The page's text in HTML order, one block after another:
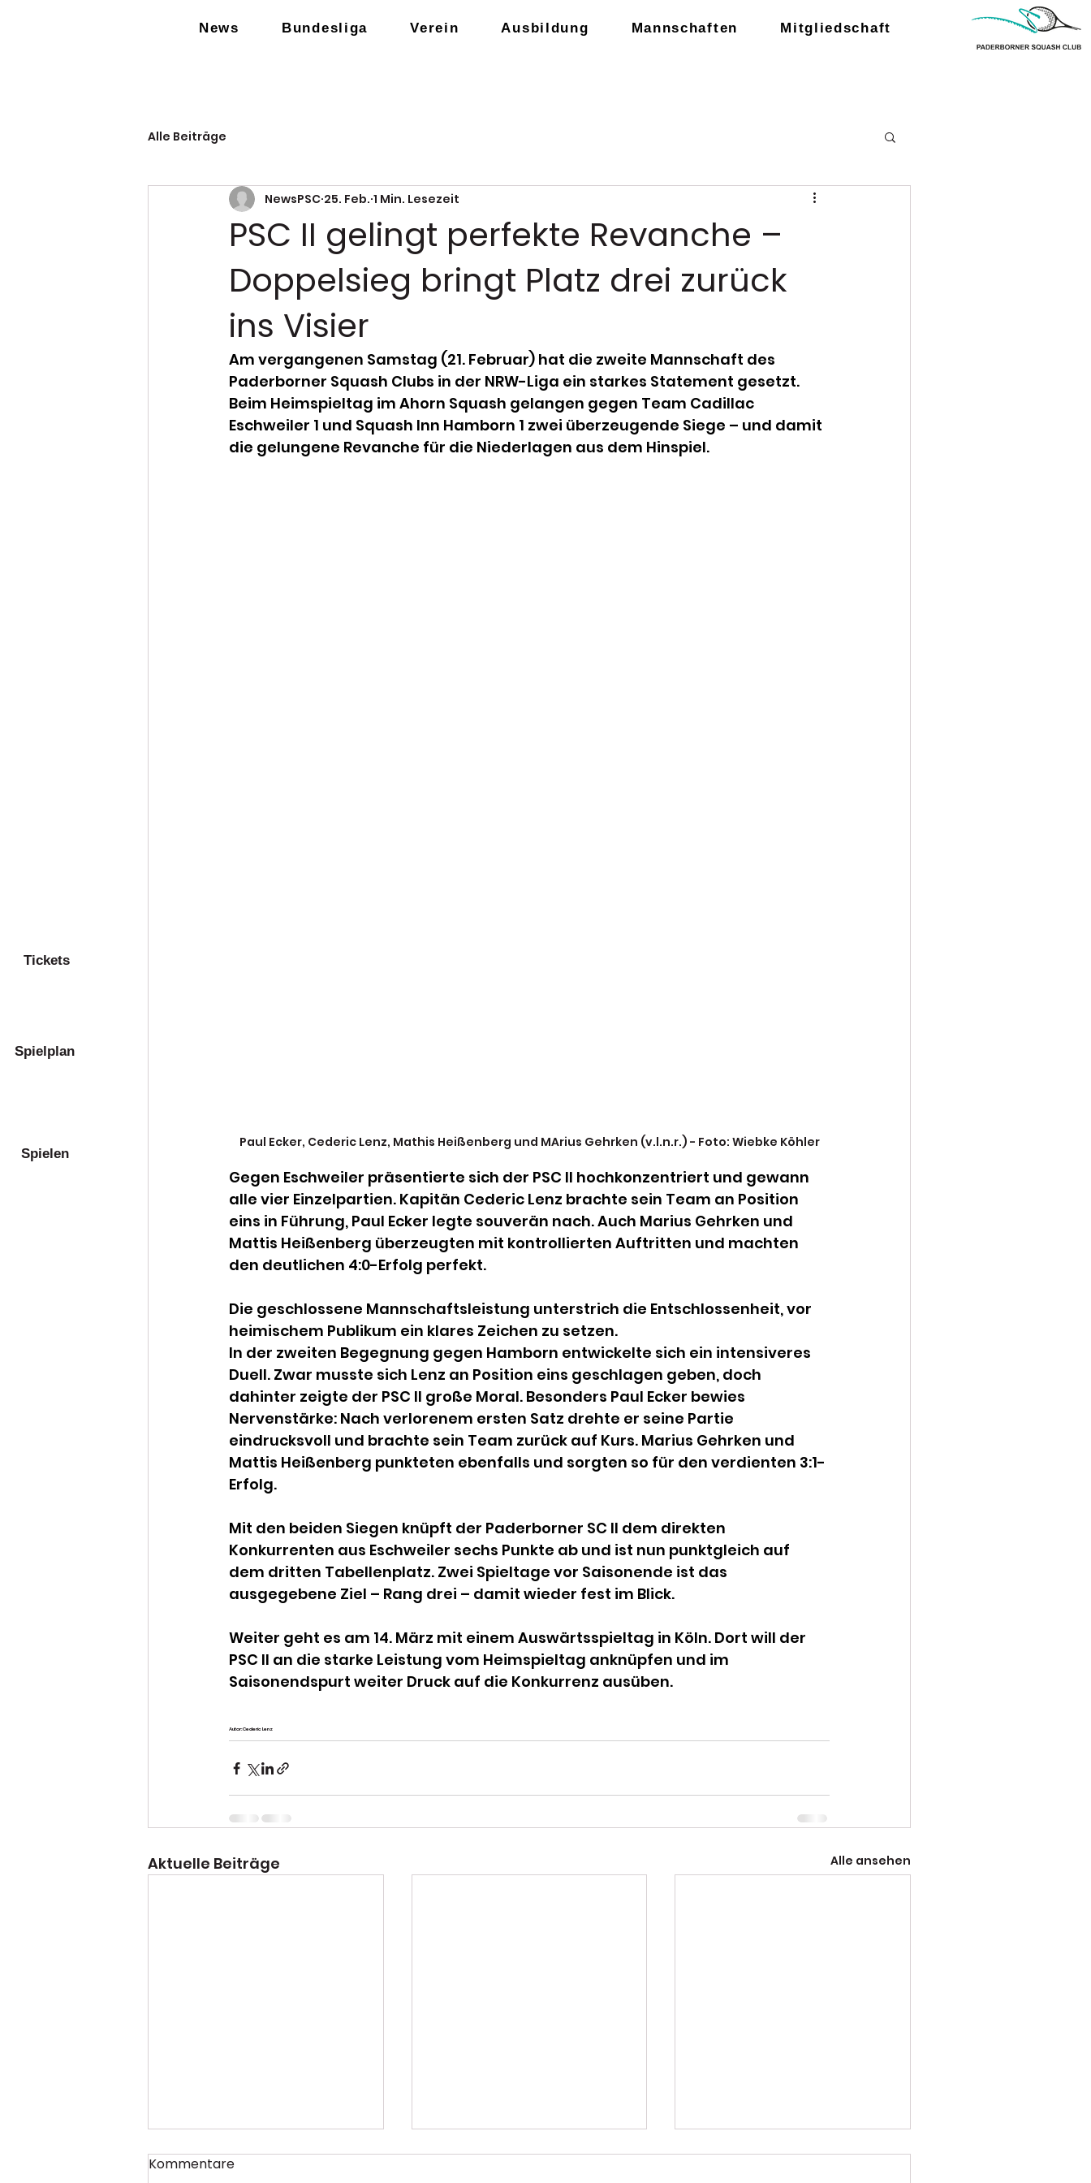
News Bundesliga Verein Ausbildung Mannschaften Mitgliedschaft
Tickets
Spielplan
Spielen
Alle Beiträge
PSC II gelingt perfekte Revanche –
Doppelsieg bringt Platz drei zurück
ins Visier
NewsPSC 25. Feb. 1 Min. Lesezeit
Am vergangenen Samstag (21. Februar) hat die zweite Mannschaft des
Paderborner Squash Clubs in der NRW-Liga ein starkes Statement gesetzt.
Beim Heimspieltag im Ahorn Squash gelangen gegen Team Cadillac
Eschweiler 1 und Squash Inn Hamborn 1 zwei überzeugende Siege – und damit
die gelungene Revanche für die Niederlagen aus dem Hinspiel.
Paul Ecker, Cederic Lenz, Mathis Heißenberg und MArius Gehrken (v.l.n.r.) - Foto: Wiebke Köhler
Gegen Eschweiler präsentierte sich der PSC II hochkonzentriert und gewann
alle vier Einzelpartien. Kapitän Cederic Lenz brachte sein Team an Position
eins in Führung, Paul Ecker legte souverän nach. Auch Marius Gehrken und
Mattis Heißenberg überzeugten mit kontrollierten Auftritten und machten
den deutlichen 4:0-Erfolg perfekt.
Die geschlossene Mannschaftsleistung unterstrich die Entschlossenheit, vor
heimischem Publikum ein klares Zeichen zu setzen.
In der zweiten Begegnung gegen Hamborn entwickelte sich ein intensiveres
Duell. Zwar musste sich Lenz an Position eins geschlagen geben, doch
dahinter zeigte der PSC II große Moral. Besonders Paul Ecker bewies
Nervenstärke: Nach verlorenem ersten Satz drehte er seine Partie
eindrucksvoll und brachte sein Team zurück auf Kurs. Marius Gehrken und
Mattis Heißenberg punkteten ebenfalls und sorgten so für den verdienten 3:1-
Erfolg.
Mit den beiden Siegen knüpft der Paderborner SC II dem direkten
Konkurrenten aus Eschweiler sechs Punkte ab und ist nun punktgleich auf
dem dritten Tabellenplatz. Zwei Spieltage vor Saisonende ist das
ausgegebene Ziel – Rang drei – damit wieder fest im Blick.
Weiter geht es am 14. März mit einem Auswärtsspieltag in Köln. Dort will der
PSC II an die starke Leistung vom Heimspieltag anknüpfen und im
Saisonendspurt weiter Druck auf die Konkurrenz ausüben.
Autor: Cederic Lenz
Aktuelle Beiträge Alle ansehen
Kommentare